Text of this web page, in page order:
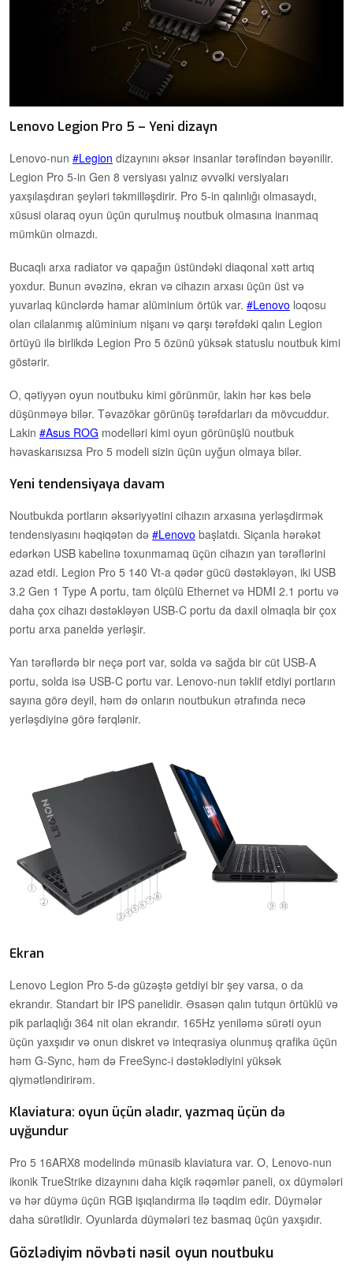
Lenovo Legion Pro 5 – Yeni dizayn
Lenovo-nun Legion dizaynını əksər insanlar tərəfindən bəyənilir.
Legion Pro 5-in Gen 8 versiyası yalnız əvvəlki versiyaları
yaxşılaşdıran şeyləri təkmilləşdirir. Pro 5-in qalınlığı olmasaydı,
xüsusi olaraq oyun üçün qurulmuş noutbuk olmasına inanmaq
mümkün olmazdı.
Bucaqlı arxa radiator və qapağın üstündəki diaqonal xətt artıq
yoxdur. Bunun əvəzinə, ekran və cihazın arxası üçün üst və
yuvarlaq künclərdə hamar alüminium örtük var.
Lenovo loqosu
olan cilalanmış alüminium nişanı və qarşı tərəfdəki qalın Legion
örtüyü ilə birlikdə Legion Pro 5 özünü yüksək statuslu noutbuk kimi
göstərir.
O, qətiyyən oyun noutbuku kimi görünmür, lakin hər kəs belə
düşünməyə bilər. Təvazökar görünüş tərəfdarları da mövcuddur.
Lakin
Asus ROG modelləri kimi oyun görünüşlü noutbuk
həvaskarısızsa Pro 5 modeli sizin üçün uyğun olmaya bilər.
Yeni tendensiyaya davam
Noutbukda portların əksəriyyətini cihazın arxasına yerləşdirmək
tendensiyasını həqiqətən də
Lenovo başlatdı. Siçanla hərəkət
edərkən USB kabelinə toxunmamaq üçün cihazın yan tərəflərini
azad etdi. Legion Pro 5 140 Vt-a qədər gücü dəstəkləyən, iki USB
3.2 Gen 1 Type A portu, tam ölçülü Ethernet və HDMI 2.1 portu və
daha çox cihazı dəstəkləyən USB-C portu da daxil olmaqla bir çox
portu arxa paneldə yerləşir.
Yan tərəflərdə bir neçə port var, solda və sağda bir cüt USB-A
portu, solda isə USB-C portu var. Lenovo-nun təklif etdiyi portların
sayına görə deyil, həm də onların noutbukun ətrafında necə
yerləşdiyinə görə fərqlənir.
Ekran
Lenovo Legion Pro 5-də güzəştə getdiyi bir şey varsa, o da
ekrandır. Standart bir IPS panelidir. Əsasən qalın tutqun örtüklü və
pik parlaqlığı 364 nit olan ekrandır. 165Hz yeniləmə sürəti oyun
üçün yaxşıdır və onun diskret və inteqrasiya olunmuş qrafika üçün
həm G-Sync, həm də FreeSync-i dəstəklədiyini yüksək
qiymətləndirirəm.
Klaviatura: oyun üçün əladır, yazmaq üçün də
uyğundur
Pro 5 16ARX8 modelində münasib klaviatura var. O, Lenovo-nun
ikonik TrueStrike dizaynını daha kiçik rəqəmlər paneli, ox düymələri
və hər düymə üçün RGB işıqlandırma ilə təqdim edir. Düymələr
daha sürətlidir. Oyunlarda düymələri tez basmaq üçün yaxşıdır.
Gözlədiyim növbəti nəsil oyun noutbuku